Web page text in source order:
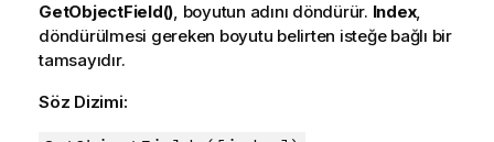
GetObjectField(), boyutun adını döndürür. Index,
döndürülmesi gereken boyutu belirten isteğe bağlı bir
tamsayıdır.
Söz Dizimi: